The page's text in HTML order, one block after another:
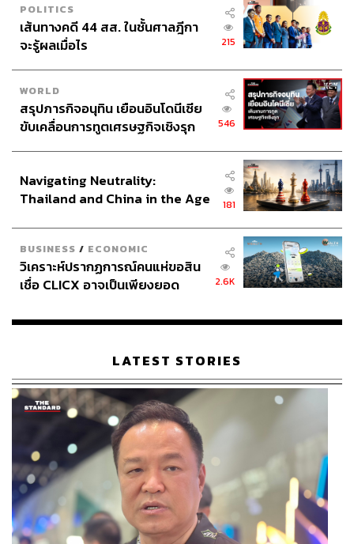
POLITICS
เส้นทางคดี 44 สส. ในชั้นศาลฎีกา
จะรู้ผลเมื่อไร
215
WORLD
สรุปภารกิจอนุทิน เยือนอินโดนีเซีย
ขับเคลื่อนการทูตเศรษฐกิจเชิงรุก
546
Navigating Neutrality:
Thailand and China in the Age
181
BUSINESS / ECONOMIC
วิเคราะห์ปรากฏการณ์คนแห่ขอสิน
เชื่อ CLICX อาจเป็นเพียงยอด
เรือนไทยที่ถูกซุกไว้
2.6K
LATEST STORIES